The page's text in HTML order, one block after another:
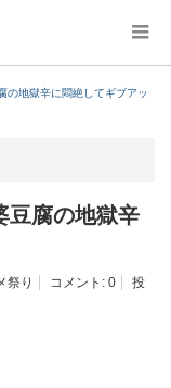
の地獄辛に悶絶してギブアッ
豆腐の地獄辛
祭り コメント: 0
投